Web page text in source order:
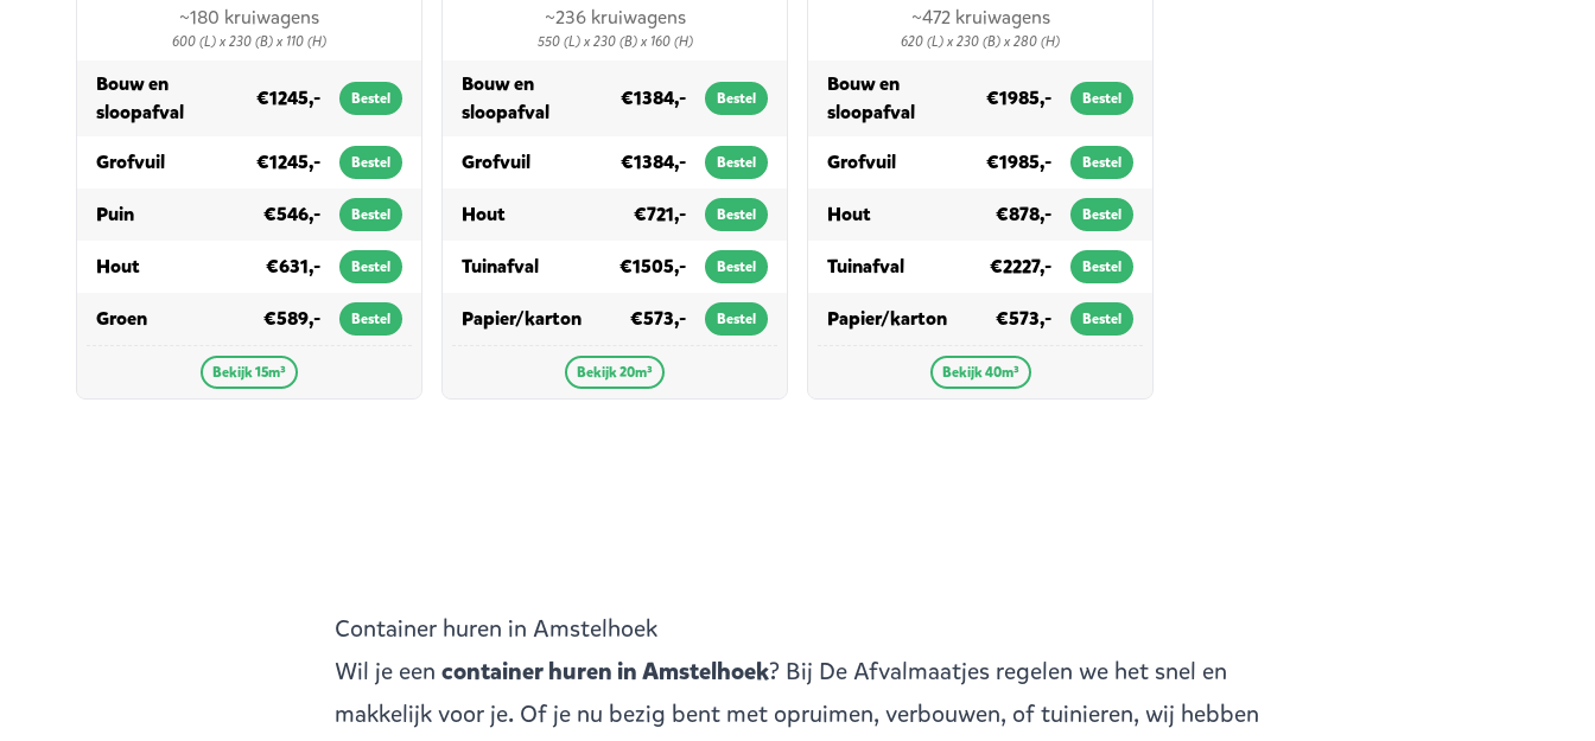
~180 kruiwagens
600 (L) x 230 (B) x 110 (H)
Bouw en
sloopafvalin 15m³
€1245,- Bestel
Grofvuilin 15m³ €1245,- Bestel
Puinin 15m³ €546,- Bestel
Houtin 15m³ €631,- Bestel
Groenin 15m³ €589,- Bestel
Bekijk 15m³
~236 kruiwagens
550 (L) x 230 (B) x 160 (H)
Bouw en
sloopafvalin 20m³
€1384,- Bestel
Grofvuilin 20m³ €1384,- Bestel
Houtin 20m³ €721,- Bestel
Tuinafvalin 20m³ €1505,- Bestel
Papier/kartonin 20m³€573,- Bestel
Bekijk 20m³
~472 kruiwagens
620 (L) x 230 (B) x 280 (H)
Bouw en
sloopafvalin 40m³
€1985,- Bestel
Grofvuilin 40m³ €1985,- Bestel
Houtin 40m³ €878,- Bestel
Tuinafvalin 40m³ €2227,- Bestel
Papier/kartonin 40m³€573,- Bestel
Bekijk 40m³
Container huren in Amstelhoek
Wil je een container huren in Amstelhoek? Bij De Afvalmaatjes regelen we het snel en
makkelijk voor je. Of je nu bezig bent met opruimen, verbouwen, of tuinieren, wij hebben